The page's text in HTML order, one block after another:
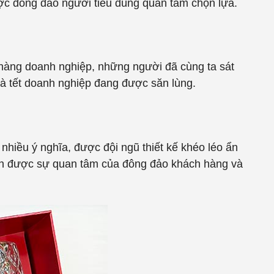
đông đảo người tiêu dùng quan tâm chọn lựa.
doanh nghiệp, những người đã cùng ta sát
tết doanh nghiệp đang được săn lùng.
ý nghĩa, được đội ngũ thiết kế khéo léo ẩn
được sự quan tâm của đông đảo khách hàng và